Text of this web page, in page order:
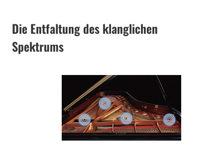
Die Entfaltung des klanglichen
Spektrums